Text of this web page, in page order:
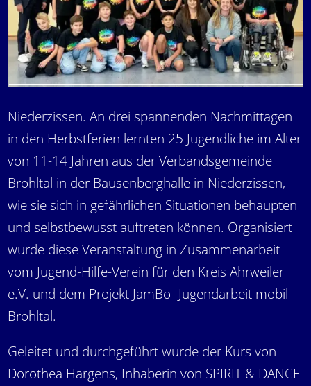
Niederzissen. An drei spannenden Nachmittagen
in den Herbstferien lernten 25 Jugendliche im Alter
von 11-14 Jahren aus der Verbandsgemeinde
Brohltal in der Bausenberghalle in Niederzissen,
wie sie sich in gefährlichen Situationen behaupten
und selbstbewusst auftreten können. Organisiert
wurde diese Veranstaltung in Zusammenarbeit
vom Jugend-Hilfe-Verein für den Kreis Ahrweiler
e.V. und dem Projekt JamBo -Jugendarbeit mobil
Brohltal.
Geleitet und durchgeführt wurde der Kurs von
Dorothea Hargens, Inhaberin von SPIRIT & DANCE